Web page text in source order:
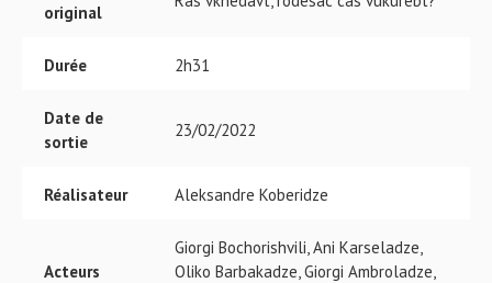
original
Durée 2h31
Date de
sortie
23/02/2022
Réalisateur Aleksandre Koberidze
Acteurs
Giorgi Bochorishvili, Ani Karseladze,
Oliko Barbakadze, Giorgi Ambroladze,